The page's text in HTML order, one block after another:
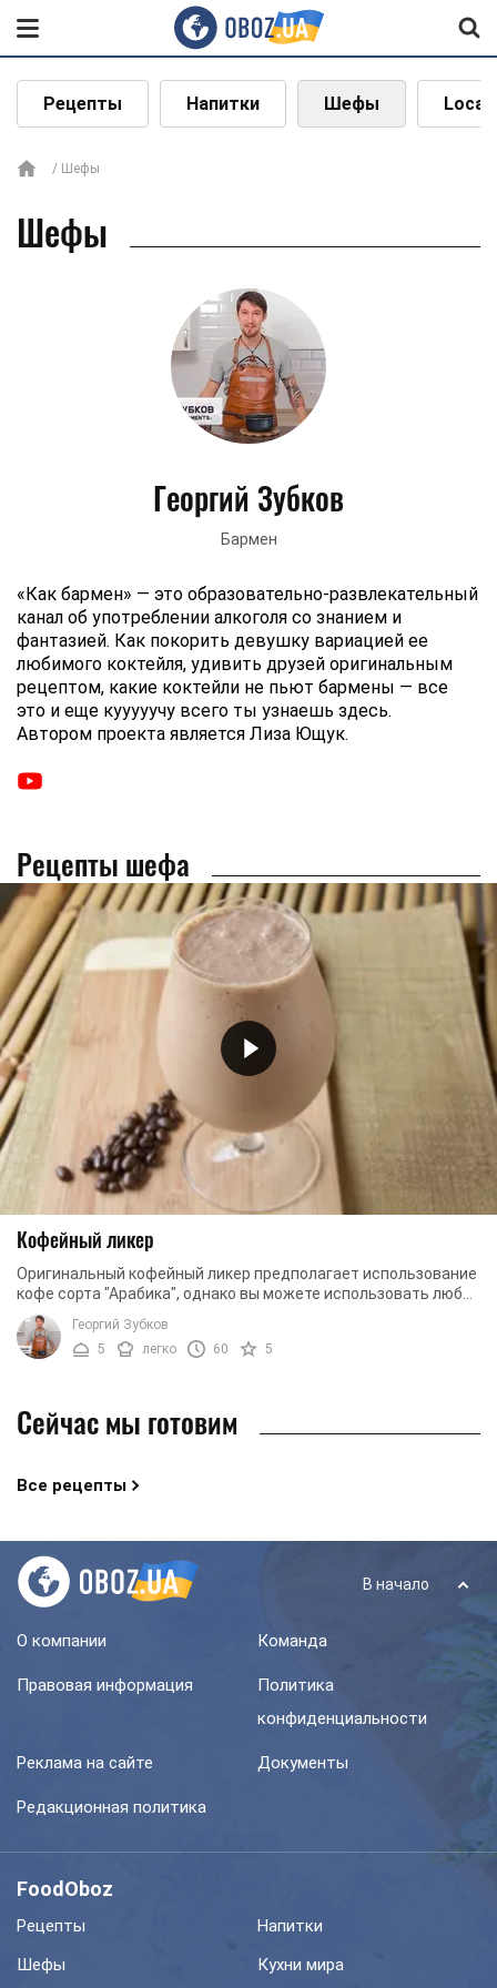
Рецепты Напитки Шефы Local
Шефы
Шефы
Георгий Зубков
Бармен
«Как бармен» — это образовательно-развлекательный
канал об употреблении алкоголя со знанием и
фантазией. Как покорить девушку вариацией ее
любимого коктейля, удивить друзей оригинальным
рецептом, какие коктейли не пьют бармены — все
это и еще кууууучу всего ты узнаешь здесь.
Автором проекта является Лиза Ющук.
Рецепты шефа
Кофейный ликер
Оригинальный кофейный ликер предполагает использование
кофе сорта "Арабика", однако вы можете использовать любой
молотый или растворимый кофе. Также ...
Георгий Зубков
5
легко 60 5
Сейчас мы готовим
Все рецепты
В начало
О компании Команда
Правовая информация
Политика
конфиденциальности
Реклама на сайте Документы
Редакционная политика
FoodOboz
Рецепты
Напитки
Шефы
Кухни мира